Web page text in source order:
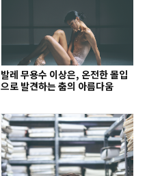
발레 무용수 이상은, 온전한 몰입
으로 발견하는 춤의 아름다움